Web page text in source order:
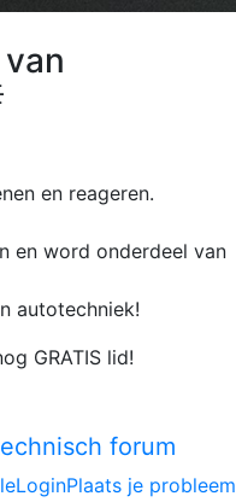
en reageren.
en word onderdeel van
autotechniek!
GRATIS lid!
Plaats je probleem
Login